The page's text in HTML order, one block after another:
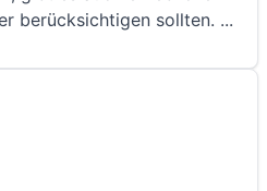
berücksichtigen sollten. ...